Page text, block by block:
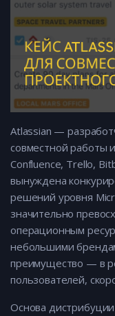
Atlassian —
совместной работы
Confluence, Trello,
вынуждена
решений уровня
значительно
операционным
небольшими
преимущество — в
пользователей,
Основа